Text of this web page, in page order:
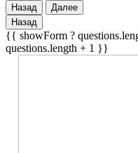
Назад
Далее
Назад
{{ showForm ?
questions.length + 1 }}